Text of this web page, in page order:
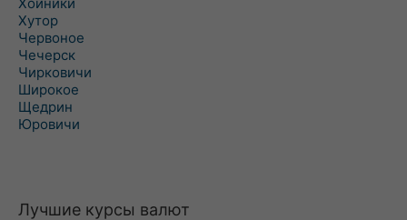
Хутор
Червоное
Чечерск
Чирковичи
Широкое
Щедрин
Юровичи
Лучшие курсы валют